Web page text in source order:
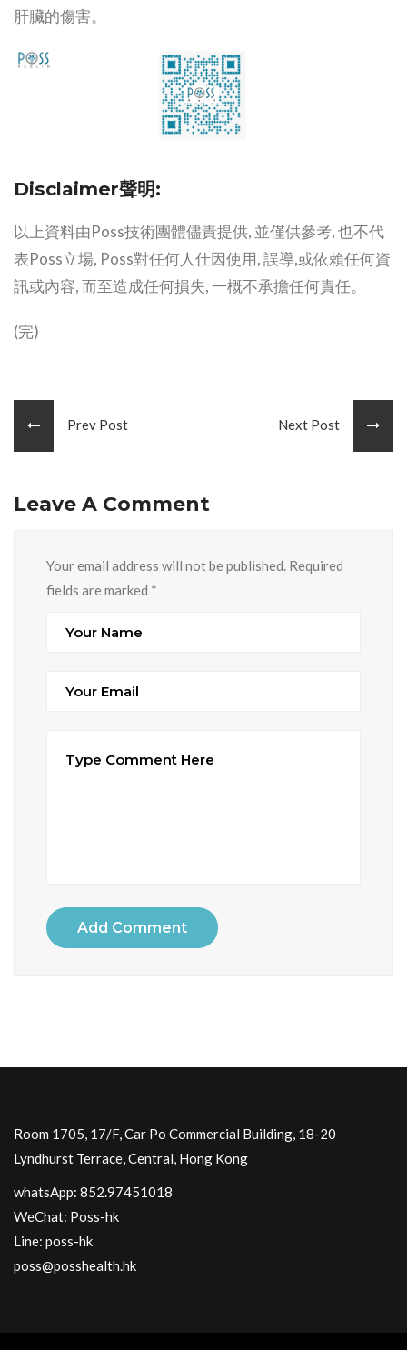
肝臟的傷害。
Disclaimer聲明:
以上資料由Poss技術團體儘責提供, 並僅供參考, 也不代
表Poss立場, Poss對任何人仕因使用, 誤導,或依賴任何資
訊或內容, 而至造成任何損失, 一概不承擔任何責任。
(完)
Prev Post Next Post
Leave A Comment
Your email address will not be published. Required
fields are marked *
Add Comment
Room 1705, 17/F, Car Po Commercial Building, 18-20
Lyndhurst Terrace, Central, Hong Kong
whatsApp: 852.97451018
WeChat: Poss-hk
Line: poss-hk
poss@posshealth.hk